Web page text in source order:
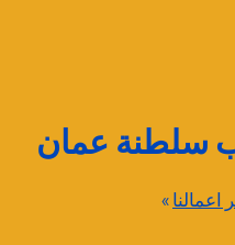
سلطنة عمان
اعمالنا »